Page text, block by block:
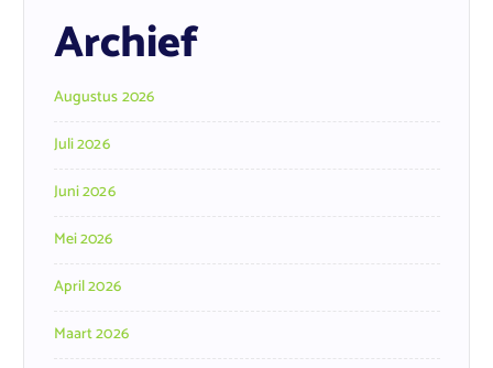
Archief
Augustus 2026
Juli 2026
Juni 2026
Mei 2026
April 2026
Maart 2026